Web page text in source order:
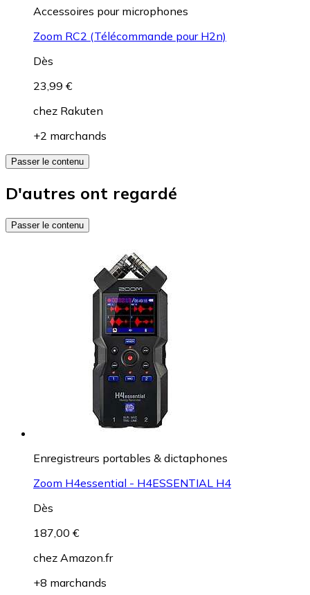
Accessoires pour microphones
Zoom RC2 (Télécommande pour H2n)
Dès
23,99 €
chez Rakuten
+2 marchands
Passer le contenu
D'autres ont regardé
Passer le contenu
Enregistreurs portables & dictaphones
Zoom H4essential - H4ESSENTIAL H4
Dès
187,00 €
chez Amazon.fr
+8 marchands